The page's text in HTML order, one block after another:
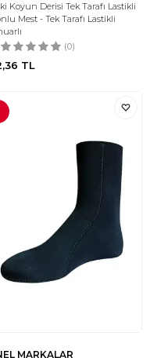
Koyun Derisi Tek Tarafı Lastikli
Mest - Tek Tarafı Lastikli
(0)
TL
MARKALAR